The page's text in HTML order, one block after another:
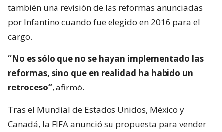
también una revisión de las reformas anunciadas
por Infantino cuando fue elegido en 2016 para el
cargo.
“No es sólo que no se hayan implementado las
reformas, sino que en realidad ha habido un
retroceso”, afirmó.
Tras el Mundial de Estados Unidos, México y
Canadá, la FIFA anunció su propuesta para vender